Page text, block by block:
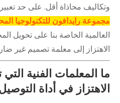
وتكاليف محاذاة أقل. على حد
مجموعة رايدافون للتكنولوجيا
العالمية الخاصة بنا على تحويل
الاهتزاز إلى معلمة تصميم غير
ما المعلمات الفنية
الاهتزاز في أداة